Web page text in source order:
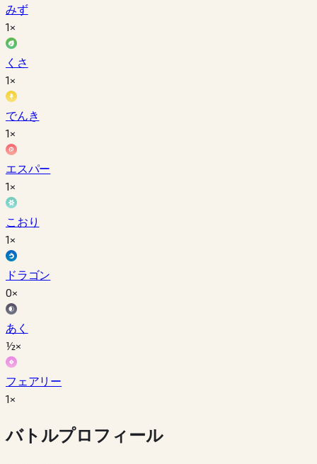
みず
1×
くさ
1×
でんき
1×
エスパー
1×
こおり
1×
ドラゴン
0×
あく
½×
フェアリー
1×
バトルプロフィール